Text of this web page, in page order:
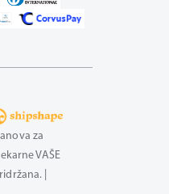
za
VAŠE
|